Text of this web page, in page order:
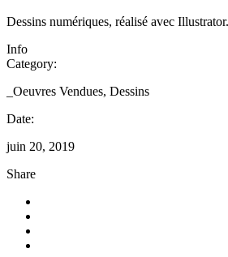
Dessins numériques, réalisé avec Illustrator.
Info
Category:
_Oeuvres Vendues, Dessins
Date:
juin 20, 2019
Share